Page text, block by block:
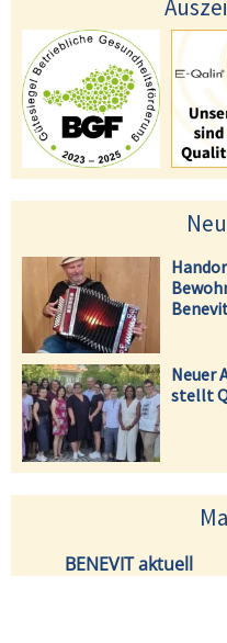
Neuer
stellt
BENEVIT aktuell